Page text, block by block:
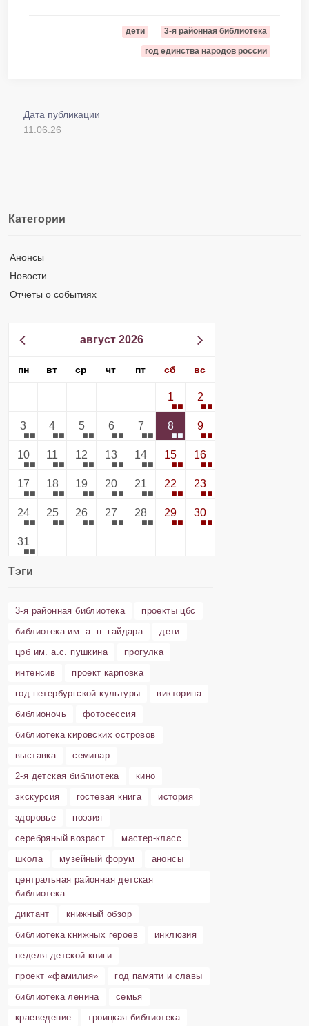
дети 3-я районная библиотека
год единства народов россии
Дата публикации
11.06.26
Категории
Анонсы
Новости
Отчеты о событиях
август 2026
пн вт ср чт пт сб вс
1 2
3 4 5 6 7 8 9
10 11 12 13 14 15 16
17 18 19 20 21 22 23
24 25 26 27 28 29 30
31
Тэги
3-я районная библиотека
проекты цбс
библиотека им. а. п. гайдара
дети
црб им. а.с. пушкина
прогулка
интенсив
проект карповка
год петербургской культуры
викторина
библионочь
фотосессия
библиотека кировских островов
выставка
семинар
2-я детская библиотека
кино
экскурсия
гостевая книга
история
здоровье
поэзия
серебряный возраст
мастер-класс
школа
музейный форум
анонсы
центральная районная детская
библиотека
диктант
книжный обзор
библиотека книжных героев
инклюзия
неделя детской книги
проект «фамилия»
год памяти и славы
библиотека ленина
семья
краеведение
троицкая библиотека